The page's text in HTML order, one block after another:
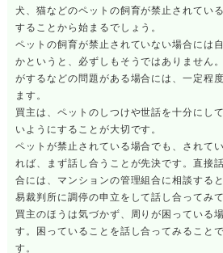
犬、猫などのペットの飼育が禁止されてい
することから始まるでしょう。
ペットの飼育が禁止されていない場合には
かというと、必ずしもそうではありません
がするなどの問題がある場合には、一定程
ます。
買主は、ペットのしつけや世話を十分にし
いようにすることが大切です。
ペットが禁止されている場合でも、されて
れば、まず話し合うことが先決です。直接
合には、マンションの管理組合に相談する
易裁判所に調停の申立をして話し合ってみて
買主のほうは気づかず、周りが困っている
す。困っていることを話し合ってみること
す。